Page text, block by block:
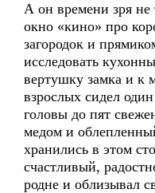
А он времени зря не
окно «кино» про
загородок и
исследовать
вертушку замка и к
взрослых сидел
головы до пят
медом и
хранились в этом
счастливый,
родне и облизывал